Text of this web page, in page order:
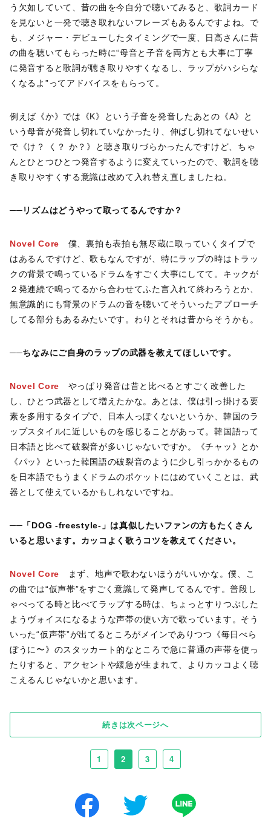
う欠如していて、昔の曲を今自分で聴いてみると、歌詞カード
を見ないと一発で聴き取れないフレーズもあるんですよね。で
も、メジャー・デビューしたタイミングで一度、日高さんに昔
の曲を聴いてもらった時に“母音と子音を両方とも大事に丁寧
に発音すると歌詞が聴き取りやすくなるし、ラップがハシらな
くなるよ”ってアドバイスをもらって。
例えば《か》では《K》という子音を発音したあとの《A》と
いう母音が発音し切れていなかったり、伸ばし切れてないせい
で《け？ く？ か？》と聴き取りづらかったんですけど、ちゃ
んとひとつひとつ発音するように変えていったので、歌詞を聴
き取りやすくする意識は改めて入れ替え直しましたね。
──リズムはどうやって取ってるんですか？
Novel Core
僕、裏拍も表拍も無尽蔵に取っていくタイプで
はあるんですけど、歌もなんですが、特にラップの時はトラッ
クの背景で鳴っているドラムをすごく大事にしてて。キックが
２発連続で鳴ってるから合わせてふた言入れて終わろうとか、
無意識的にも背景のドラムの音を聴いてそういったアプローチ
してる部分もあるみたいです。わりとそれは昔からそうかも。
──ちなみにご自身のラップの武器を教えてほしいです。
Novel Core
やっぱり発音は昔と比べるとすごく改善した
し、ひとつ武器として増えたかな。あとは、僕は引っ掛ける要
素を多用するタイプで、日本人っぽくないというか、韓国のラ
ップスタイルに近しいものを感じることがあって。韓国語って
日本語と比べて破裂音が多いじゃないですか。《チャッ》とか
《パッ》といった韓国語の破裂音のように少し引っかかるもの
を日本語でもうまくドラムのポケットにはめていくことは、武
器として使えているかもしれないですね。
── 「DOG -freestyle-」は真似したいファンの方もたくさん
いると思います。カッコよく歌うコツを教えてください。
Novel Core
まず、地声で歌わないほうがいいかな。僕、こ
の曲では“仮声帯”をすごく意識して発声してるんです。普段し
ゃべってる時と比べてラップする時は、ちょっとすりつぶした
ようヴォイスになるような声帯の使い方で歌っています。そう
いった“仮声帯”が出てるところがメインでありつつ《毎日べら
ぼうに〜》のスタッカート的なところで急に普通の声帯を使っ
たりすると、アクセントや緩急が生まれて、よりカッコよく聴
こえるんじゃないかと思います。
続きは次ページへ
1 2 3 4